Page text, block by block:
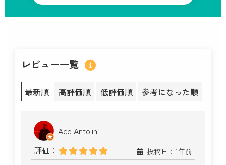
レビュー一覧
最新順 高評価順 低評価順 参考になった順
Ace Antolin
評価：
投稿日：1年前